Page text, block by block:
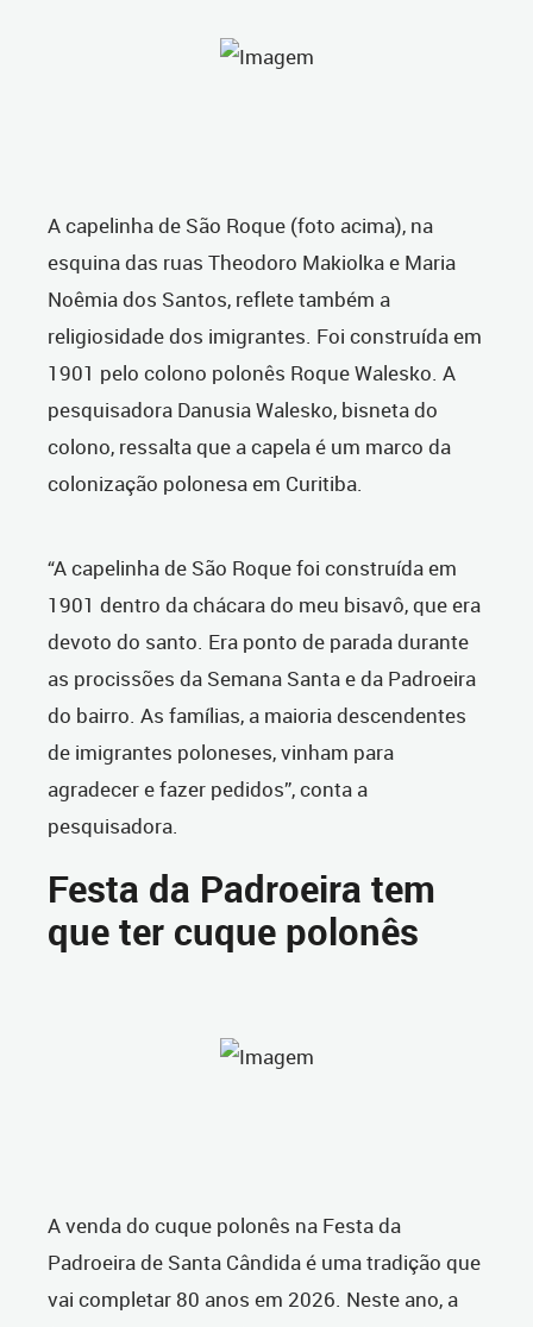
A capelinha de São Roque (foto acima), na
esquina das ruas Theodoro Makiolka e Maria
Noêmia dos Santos, reflete também a
religiosidade dos imigrantes. Foi construída em
1901 pelo colono polonês Roque Walesko. A
pesquisadora Danusia Walesko, bisneta do
colono, ressalta que a capela é um marco da
colonização polonesa em Curitiba.
“A capelinha de São Roque foi construída em
1901 dentro da chácara do meu bisavô, que era
devoto do santo. Era ponto de parada durante
as procissões da Semana Santa e da Padroeira
do bairro. As famílias, a maioria descendentes
de imigrantes poloneses, vinham para
agradecer e fazer pedidos”, conta a
pesquisadora.
Festa da Padroeira tem
que ter cuque polonês
A venda do cuque polonês na Festa da
Padroeira de Santa Cândida é uma tradição que
vai completar 80 anos em 2026. Neste ano, a